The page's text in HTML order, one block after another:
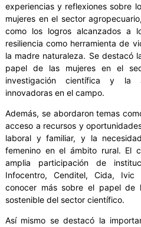
experiencias y reflexiones sobre
mujeres en el sector
como los logros alcanzados a
resiliencia como herramienta de
la madre naturaleza. Se destacó
papel de las mujeres en el
investigación científica y la
innovadoras en el campo.
Además, se abordaron temas
acceso a recursos y
laboral y familiar, y la
femenino en el ámbito rural. El
amplia participación de
Infocentro, Cenditel, Cida,
conocer más sobre el papel de
sostenible del sector científico.
Así mismo se destacó la